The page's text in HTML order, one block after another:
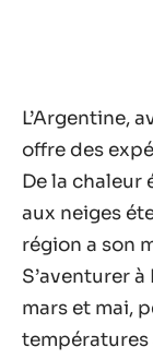
L’Argentine,
offre des
De la chaleur
aux neiges
région a son
S’aventurer
mars et mai,
températures